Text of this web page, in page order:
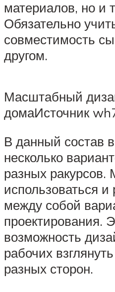
материалов, но и
Обязательно
совместимость
другом.
Масштабный
домаИсточник
В данный состав
несколько
разных ракурсов.
использоваться
между собой
проектирования.
возможность
рабочих
разных сторон.